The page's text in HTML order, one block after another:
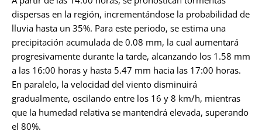
dispersas en la región, incrementándose la probabilidad de
lluvia hasta un 35%. Para este periodo, se estima una
precipitación acumulada de 0.08 mm, la cual aumentará
progresivamente durante la tarde, alcanzando los 1.58 mm
a las 16:00 horas y hasta 5.47 mm hacia las 17:00 horas.
En paralelo, la velocidad del viento disminuirá
gradualmente, oscilando entre los 16 y 8 km/h, mientras
que la humedad relativa se mantendrá elevada, superando
el 80%.